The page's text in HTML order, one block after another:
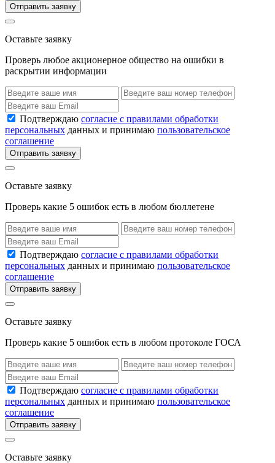
Отправить заявку
Оставьте заявку
Проверь любое акционерное общество на ошибки в
раскрытии информации
Подтверждаю согласие с правилами обработки
персональных данных и принимаю пользовательское
соглашение
Отправить заявку
Оставьте заявку
Проверь какие 5 ошибок есть в любом бюллетене
Подтверждаю согласие с правилами обработки
персональных данных и принимаю пользовательское
соглашение
Отправить заявку
Оставьте заявку
Проверь какие 5 ошибок есть в любом протоколе ГОСА
Подтверждаю согласие с правилами обработки
персональных данных и принимаю пользовательское
соглашение
Отправить заявку
Оставьте заявку